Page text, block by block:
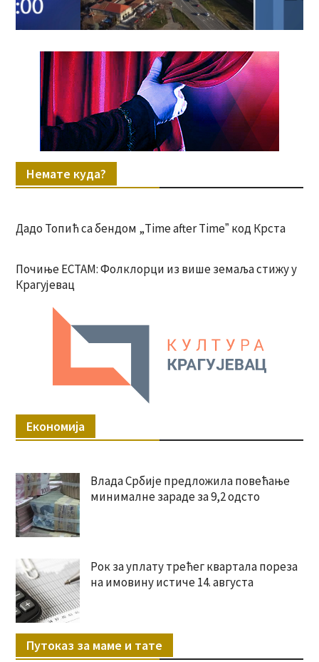
Немате куда?
Дадо Топић са бендом „Time after Timeˮ код Крста
Почиње ЕСТАМ: Фолклорци из више земаља стижу у
Крагујевац
Економија
Влада Србије предложила повећање
минималне зараде за 9,2 одсто
Рок за уплату трећег квартала пореза
на имовину истиче 14. августа
Путоказ за маме и тате